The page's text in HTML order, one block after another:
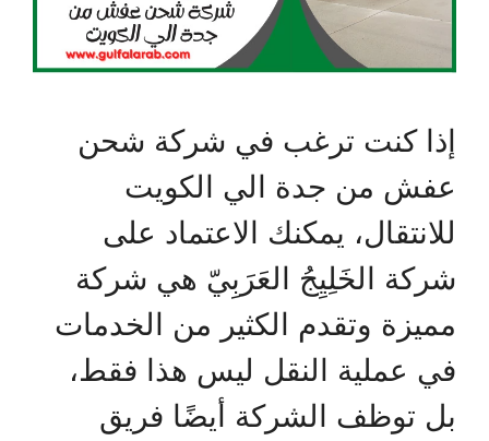
إذا كنت ترغب في شركة شحن
عفش من جدة الي الكويت
للانتقال، يمكنك الاعتماد على
شركة الخَلِيِجُ العَرَبِيّ هي شركة
مميزة وتقدم الكثير من الخدمات
في عملية النقل ليس هذا فقط،
بل توظف الشركة أيضًا فريق